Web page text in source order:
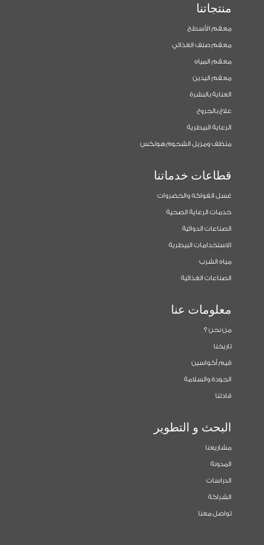
منتجاتنا
معقم الأسطح
معقم صنف الغذائي
معقم المياه
معقم اليدين
العناية بالبشرة
علاج بالجروح
الرعاية البيطرية
منظف ومزيل الشحوم هولكس
قطاعات خدماتنا
غسل الفواكه والخضروات
خدمات الرعاية الصحية
الصناعات الدوائية
الاستخدامات البيطرية
مياه الشرب
الصناعات الغذائية
معلومات عنا
من نحن ؟
تاريخنا
قيم أكواسين
الجودة والسلامة
قادتنا
البحث و التطوير
مشاريعنا
المدونة
الدراسات
الشراكة
تواصل معنا